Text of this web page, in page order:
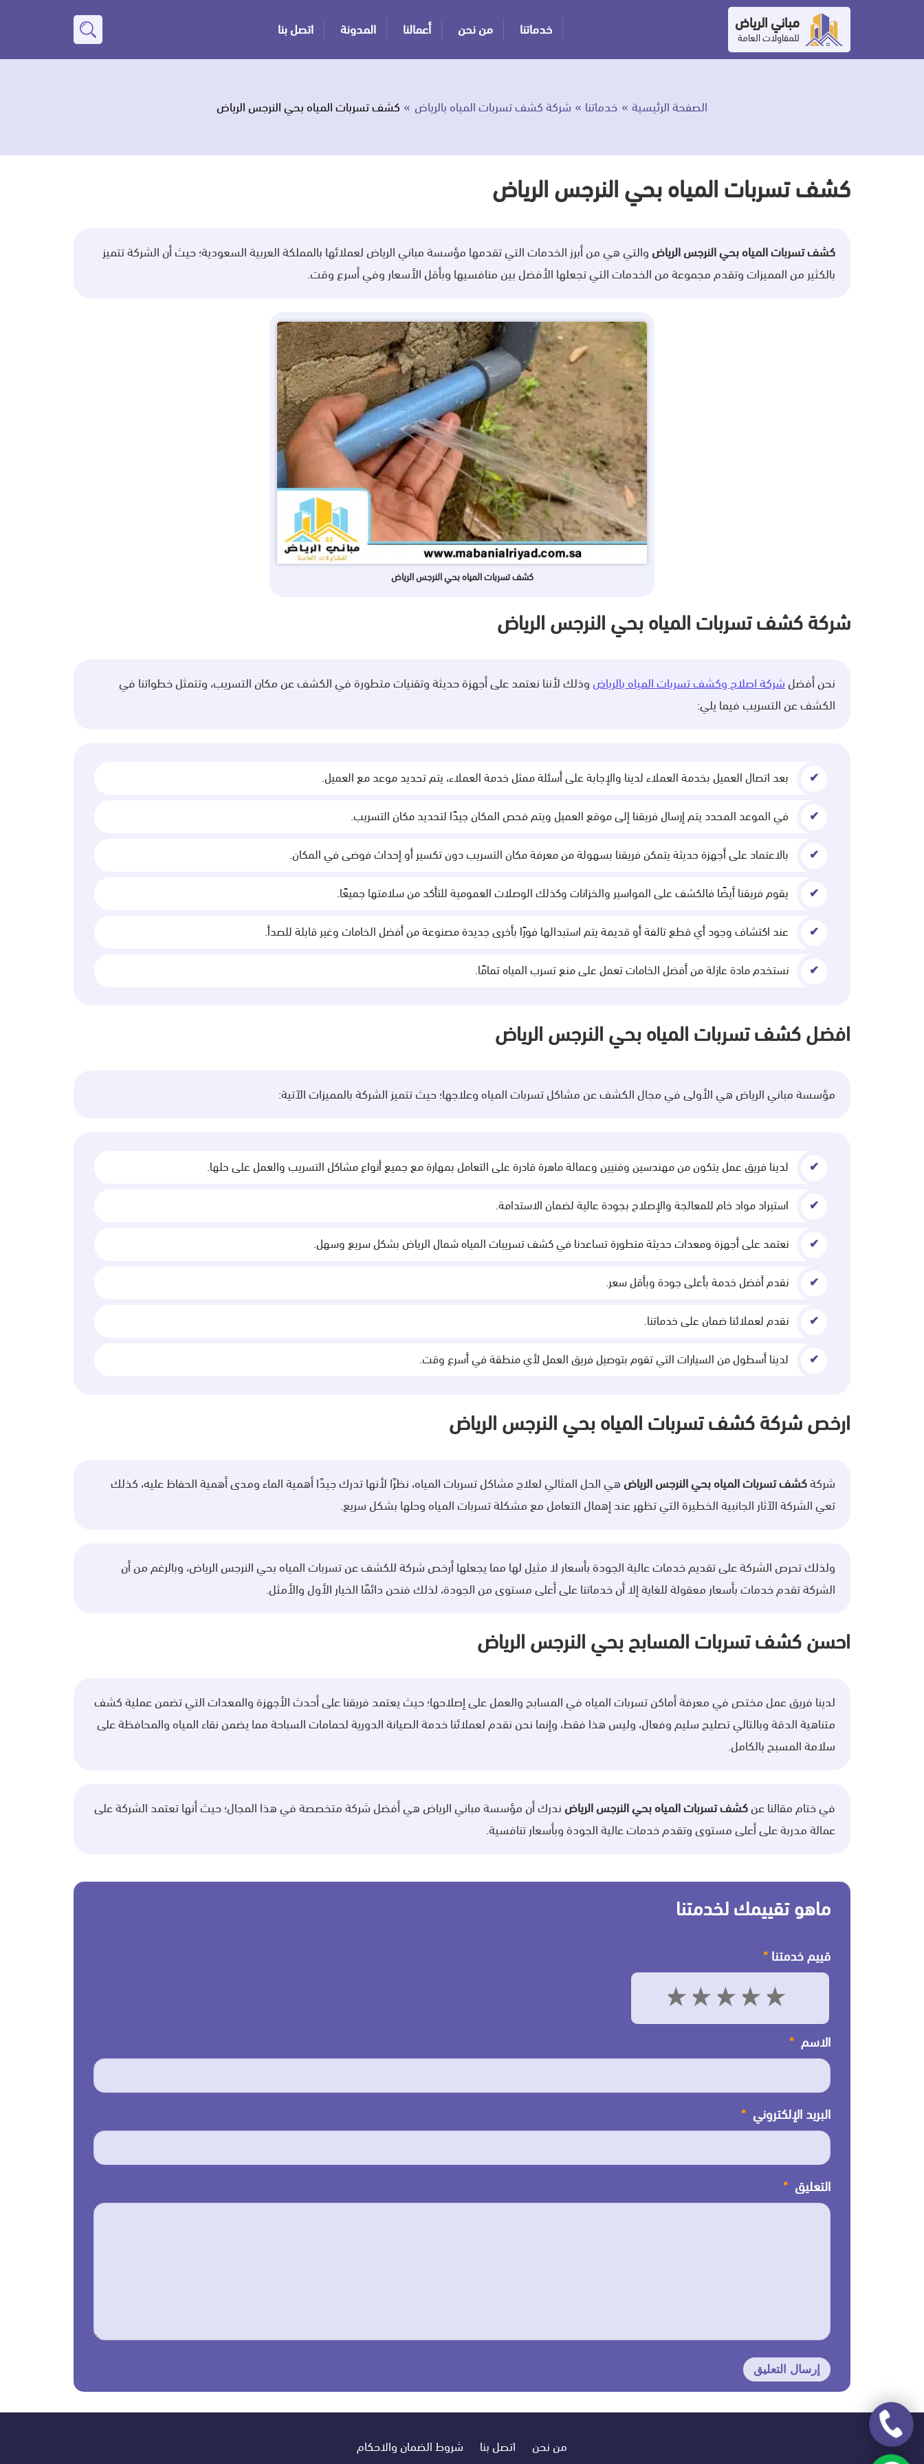
المحتوى
مباني الرياض
للمقاولات العامة خدماتنا من نحن أعمالنا المدونة اتصل بنا
بحث
الصفحة الرئيسية خدماتنا شركة كشف تسربات المياه بالرياض كشف تسربات المياه بحي النرجس الرياض
كشف تسربات المياه بحي النرجس الرياض
كشف تسربات المياه بحي النرجس الرياضوالتي هي من أبرز الخدمات التي تقدمها مؤسسة مباني الرياض لعملائها بالمملكة العربية السعودية؛ حيث أن الشركة تتميز
بالكثير من المميزات وتقدم مجموعة من الخدمات التي تجعلها الأفضل بين منافسيها وبأقل الأسعار وفي أسرع وقت.
كشف تسربات المياه بحي النرجس الرياض
شركة كشف تسربات المياه بحي النرجس الرياض
نحن أفضلشركة اصلاح وكشف تسربات المياه بالرياضوذلك لأننا نعتمد على أجهزة حديثة وتقنيات متطورة في الكشف عن مكان التسريب، وتتمثل خطواتنا في
الكشف عن التسريب فيما يلي:
بعد اتصال العميل بخدمة العملاء لدينا والإجابة على أسئلة ممثل خدمة العملاء، يتم تحديد موعد مع العميل.
في الموعد المحدد يتم إرسال فريقنا إلى موقع العميل ويتم فحص المكان جيدًا لتحديد مكان التسريب.
بالاعتماد على أجهزة حديثة يتمكن فريقنا بسهولة من معرفة مكان التسريب دون تكسير أو إحداث فوضى في المكان.
يقوم فريقنا أيضًا فالكشف على المواسير والخزانات وكذلك الوصلات العمومية للتأكد من سلامتها جميعًا.
عند اكتشاف وجود أي قطع تالفة أو قديمة يتم استبدالها فورًا بأخرى جديدة مصنوعة من أفضل الخامات وغير قابلة للصدأ.
نستخدم مادة عازلة من أفضل الخامات تعمل على منع تسرب المياه تمامًا.
افضل كشف تسربات المياه بحي النرجس الرياض
مؤسسة مباني الرياض هي الأولى في مجال الكشف عن مشاكل تسربات المياه وعلاجها؛ حيث تتميز الشركة بالمميزات الآتية:
لدينا فريق عمل يتكون من مهندسين وفنيين وعمالة ماهرة قادرة على التعامل بمهارة مع جميع أنواع مشاكل التسريب والعمل على حلها.
استيراد مواد خام للمعالجة والإصلاح بجودة عالية لضمان الاستدامة.
نعتمد على أجهزة ومعدات حديثة متطورة تساعدنا في كشف تسريبات المياه شمال الرياض بشكل سريع وسهل.
نقدم أفضل خدمة بأعلى جودة وبأقل سعر.
نقدم لعملائنا ضمان على خدماتنا.
لدينا أسطول من السيارات التي تقوم بتوصيل فريق العمل لأي منطقة في أسرع وقت.
ارخص شركة كشف تسربات المياه بحي النرجس الرياض
شركةكشف تسربات المياه بحي النرجس الرياضهي الحل المثالي لعلاج مشاكل تسربات المياه، نظرًا لأنها تدرك جيدًا أهمية الماء ومدى أهمية الحفاظ عليه، كذلك
تعي الشركة الآثار الجانبية الخطيرة التي تظهر عند إهمال التعامل مع مشكلة تسربات المياه وحلها بشكل سريع.
ولذلك تحرص الشركة على تقديم خدمات عالية الجودة بأسعار لا مثيل لها مما يجعلها أرخص شركة للكشف عن تسربات المياه بحي النرجس الرياض، وبالرغم من أن
الشركة تقدم خدمات بأسعار معقولة للغاية إلا أن خدماتنا على أعلى مستوى من الجودة، لذلك فنحن دائمًا الخيار الأول والأمثل.
احسن كشف تسربات المسابح بحي النرجس الرياض
لدينا فريق عمل مختص في معرفة أماكن تسربات المياه في المسابح والعمل على إصلاحها؛ حيث يعتمد فريقنا على أحدث الأجهزة والمعدات التي تضمن عملية كشف
متناهية الدقة وبالتالي تصليح سليم وفعال، وليس هذا فقط، وإنما نحن نقدم لعملائنا خدمة الصيانة الدورية لحمامات السباحة مما يضمن نقاء المياه والمحافظة على
سلامة المسبح بالكامل.
في ختام مقالنا عنكشف تسربات المياه بحي النرجس الرياضندرك أن مؤسسة مباني الرياض هي أفضل شركة متخصصة في هذا المجال؛ حيث أنها تعتمد الشركة على
عمالة مدربة على أعلى مستوى وتقدم خدمات عالية الجودة وبأسعار تنافسية.
ماهو تقييمك لخدمتنا
قييم خدمتنا *
4 3 2 1
الاسم *
البريد الإلكتروني *
التعليق *
من نحن اتصل بنا شروط الضمان والاحكام